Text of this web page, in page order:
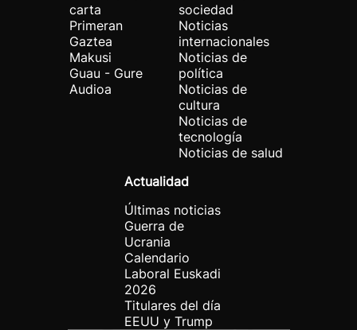
carta
Primeran
Gaztea
Makusi
Guau - Gure
Audioa
sociedad
Noticias
internacionales
Noticias de
política
Noticias de
cultura
Noticias de
tecnología
Noticias de salud
Actualidad
Últimas noticias
Guerra de
Ucrania
Calendario
Laboral Euskadi
2026
Titulares del día
EEUU y Trump